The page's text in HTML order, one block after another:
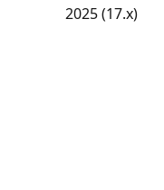
2025 (17.x)